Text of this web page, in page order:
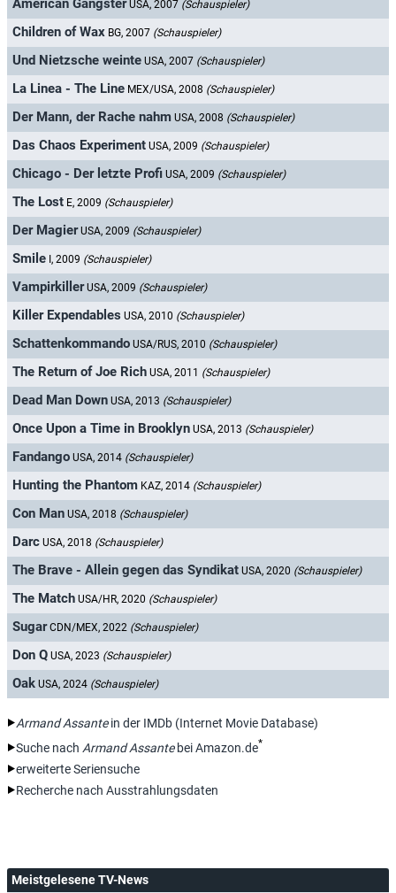
American Gangster USA, 2007 (Schauspieler)
Children of Wax BG, 2007 (Schauspieler)
Und Nietzsche weinte USA, 2007 (Schauspieler)
La Linea - The Line MEX/USA, 2008 (Schauspieler)
Der Mann, der Rache nahm USA, 2008 (Schauspieler)
Das Chaos Experiment USA, 2009 (Schauspieler)
Chicago - Der letzte Profi USA, 2009 (Schauspieler)
The Lost E, 2009 (Schauspieler)
Der Magier USA, 2009 (Schauspieler)
Smile I, 2009 (Schauspieler)
Vampirkiller USA, 2009 (Schauspieler)
Killer Expendables USA, 2010 (Schauspieler)
Schattenkommando USA/RUS, 2010 (Schauspieler)
The Return of Joe Rich USA, 2011 (Schauspieler)
Dead Man Down USA, 2013 (Schauspieler)
Once Upon a Time in Brooklyn USA, 2013 (Schauspieler)
Fandango USA, 2014 (Schauspieler)
Hunting the Phantom KAZ, 2014 (Schauspieler)
Con Man USA, 2018 (Schauspieler)
Darc USA, 2018 (Schauspieler)
The Brave - Allein gegen das Syndikat USA, 2020 (Schauspieler)
The Match USA/HR, 2020 (Schauspieler)
Sugar CDN/MEX, 2022 (Schauspieler)
Don Q USA, 2023 (Schauspieler)
Oak USA, 2024 (Schauspieler)
Armand Assantein der IMDb (Internet Movie Database)
Suche nach Armand Assantebei Amazon.de*
erweiterte Seriensuche
Recherche nach Ausstrahlungsdaten
Meistgelesene TV-News